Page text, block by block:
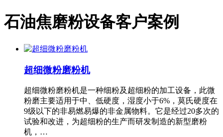
石油焦磨粉设备客户案例
超细微粉磨粉机
超细微粉磨粉机是一种细粉及超细粉的加工设备，此微
粉磨主要适用于中、低硬度，湿度小于6%，莫氏硬度在
9级以下的非易燃易爆的非金属物料。它是经过20多次的
试验和改进，为超细粉的生产而研发制造的新型磨粉
机，…